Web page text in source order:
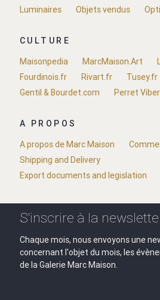
Luminaires
Objets vendus
CULTURE
Maisonpedia
MarcMaison.Art
Fourdinois.fr
Rivart.fr
Tusey.fr
Gentil & Bourdet.com
Perret
A PROPOS
A propos de Marc Maison
Shipping and Delivery
Export documents and legislation
S'inscrire à la
Chaque mois, nous envoyons une
concernant l'objet du mois, les
de la Galerie Marc Maison.